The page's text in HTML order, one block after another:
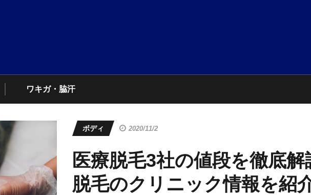
ワキガ・脇汗
ボディ 2020/11/2
医療脱毛3社の値段を徹底
脱毛のクリニック情報を紹